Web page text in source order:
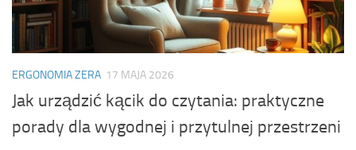
ERGONOMIA ZERA 17 MAJA 2026
Jak urządzić kącik do czytania: praktyczne
porady dla wygodnej i przytulnej przestrzeni